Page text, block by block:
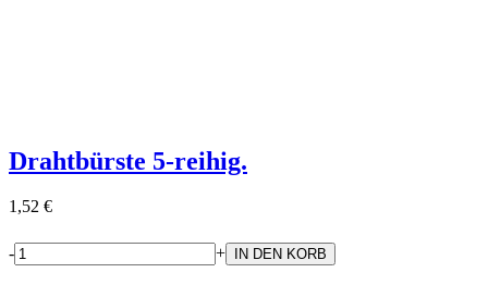
Drahtbürste 5-reihig.
1,52 €
- +